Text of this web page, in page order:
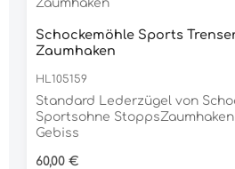
Schockemöhle Sports
Zaumhaken
HL105159
Standard Lederzügel von
Sportsohne
Gebiss
Regulärer Preis:
60,00 €